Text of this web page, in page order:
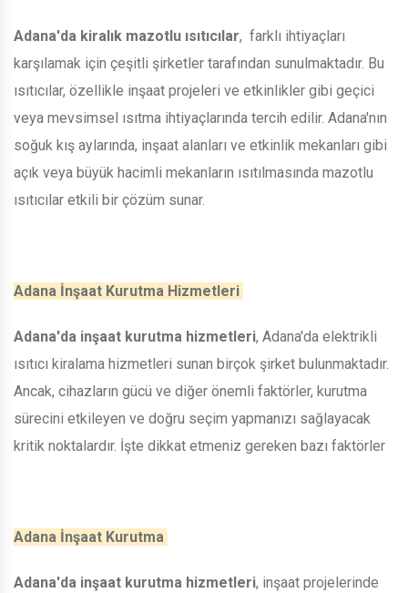
Adana'da kiralık mazotlu ısıtıcılar, farklı ihtiyaçları
karşılamak için çeşitli şirketler tarafından sunulmaktadır. Bu
ısıtıcılar, özellikle inşaat projeleri ve etkinlikler gibi geçici
veya mevsimsel ısıtma ihtiyaçlarında tercih edilir. Adana'nın
soğuk kış aylarında, inşaat alanları ve etkinlik mekanları gibi
açık veya büyük hacimli mekanların ısıtılmasında mazotlu
ısıtıcılar etkili bir çözüm sunar.
Adana İnşaat Kurutma Hizmetleri
Adana'da inşaat kurutma hizmetleri, Adana'da elektrikli
ısıtıcı kiralama hizmetleri sunan birçok şirket bulunmaktadır.
Ancak, cihazların gücü ve diğer önemli faktörler, kurutma
sürecini etkileyen ve doğru seçim yapmanızı sağlayacak
kritik noktalardır. İşte dikkat etmeniz gereken bazı faktörler
Adana İnşaat Kurutma
Adana'da inşaat kurutma hizmetleri, inşaat projelerinde